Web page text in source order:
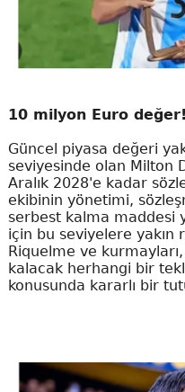
10 milyon Euro değer!
Güncel piyasa değeri
seviyesinde olan Milton
Aralık 2028'e kadar
ekibinin yönetimi,
serbest kalma maddesi
için bu seviyelere
Riquelme ve
kalacak herhangi bir
konusunda kararlı bir